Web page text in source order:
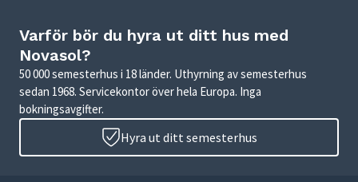
Varför bör du hyra ut ditt hus med
Novasol?
50 000 semesterhus i 18 länder. Uthyrning av semesterhus
sedan 1968. Servicekontor över hela Europa. Inga
bokningsavgifter.
Hyra ut ditt semesterhus